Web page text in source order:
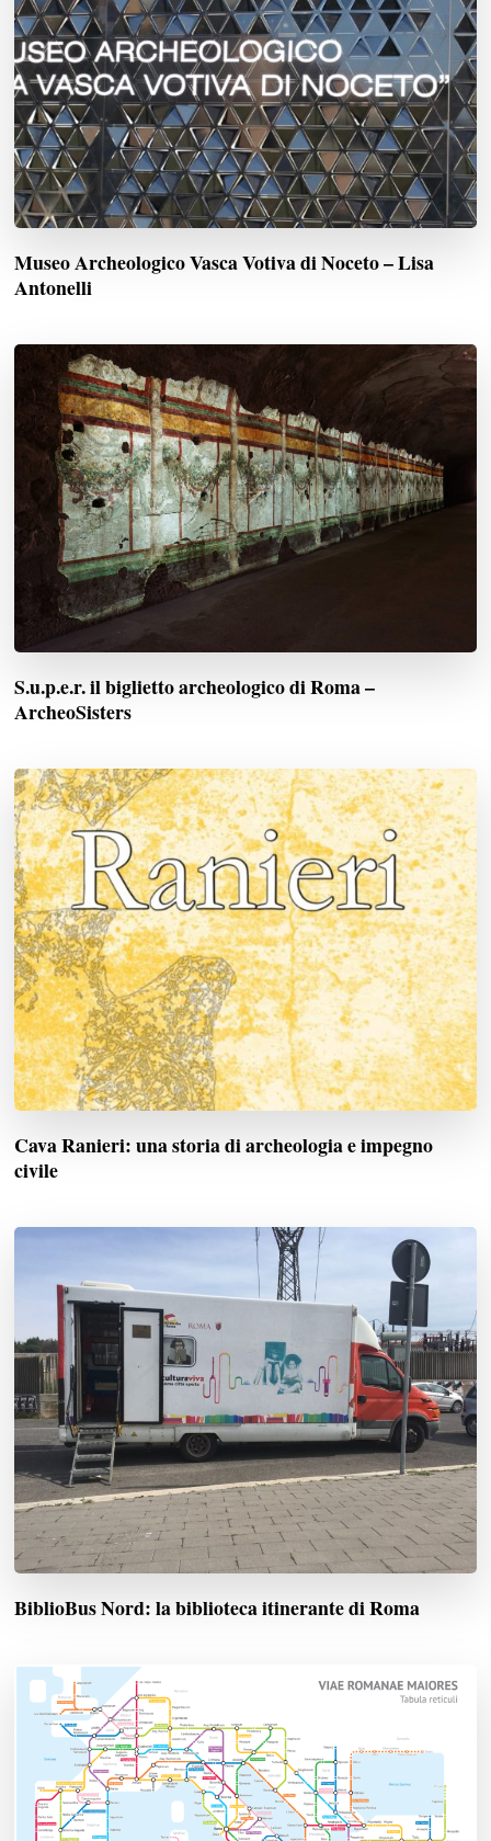
Museo Archeologico Vasca Votiva di Noceto – Lisa
Antonelli
S.u.p.e.r. il biglietto archeologico di Roma –
ArcheoSisters
Cava Ranieri: una storia di archeologia e impegno
civile
BiblioBus Nord: la biblioteca itinerante di Roma